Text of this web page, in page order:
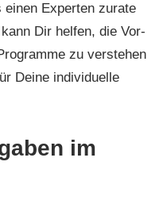
einen Experten zurate
Dir helfen, die Vor-
zu verstehen
Deine individuelle
im